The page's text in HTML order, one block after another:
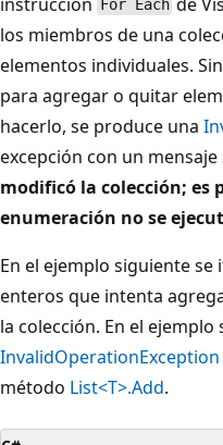
For Each
los miembros de una
elementos individuales.
para agregar o quitar
hacerlo, se produce una
excepción con un
modificó la colección; es
enumeración no se
En el ejemplo siguiente
enteros que intenta
la colección. En el ejemplo
InvalidOperationException
método List<T>.Add.